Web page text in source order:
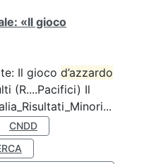
«Il gioco
Il gioco d’azzardo
(R....Pacifici) Il
CNDD